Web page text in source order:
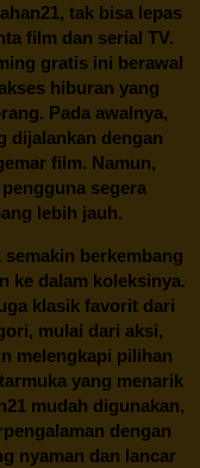
, tak bisa lepas
film dan serial TV.
gratis ini berawal
hiburan yang
Pada awalnya,
dijalankan dengan
film. Namun,
segera
lebih jauh.
semakin berkembang
ke dalam koleksinya.
klasik favorit dari
mulai dari aksi,
melengkapi pilihan
yang menarik
mudah digunakan,
dengan
nyaman dan lancar